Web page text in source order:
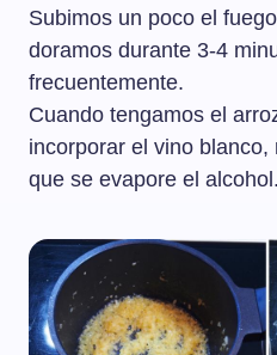
Subimos un poco el
doramos durante 3-4
frecuentemente.
Cuando tengamos el
incorporar el vino
que se evapore el alcohol.